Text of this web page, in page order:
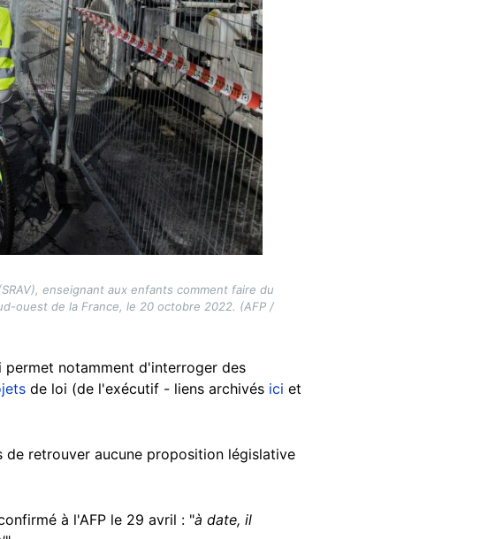
enseignant aux enfants comment faire du
ouest de la France, le 20 octobre 2022. (AFP /
permet notamment d'interroger des
de loi (de l'exécutif - liens archivés ici et
de retrouver aucune proposition législative
à l'AFP le 29 avril : "à date, il